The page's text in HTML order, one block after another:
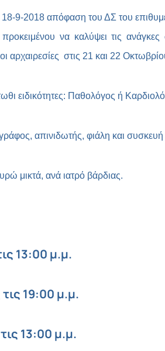
9-2018 απόφαση του ΔΣ του
να καλύψει τις
στις 21 και 22
ειδικότητες: Παθολόγος ή
απινιδωτής, φιάλη και
μικτά, ανά ιατρό βάρδιας.
13:00 μ.μ.
19:00 μ.μ.
13:00 μ.μ.